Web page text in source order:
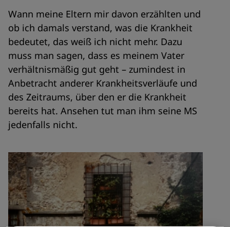
Wann meine Eltern mir davon erzählten und
ob ich damals verstand, was die Krankheit
bedeutet, das weiß ich nicht mehr. Dazu
muss man sagen, dass es meinem Vater
verhältnismäßig gut geht – zumindest in
Anbetracht anderer Krankheitsverläufe und
des Zeitraums, über den er die Krankheit
bereits hat. Ansehen tut man ihm seine MS
jedenfalls nicht.